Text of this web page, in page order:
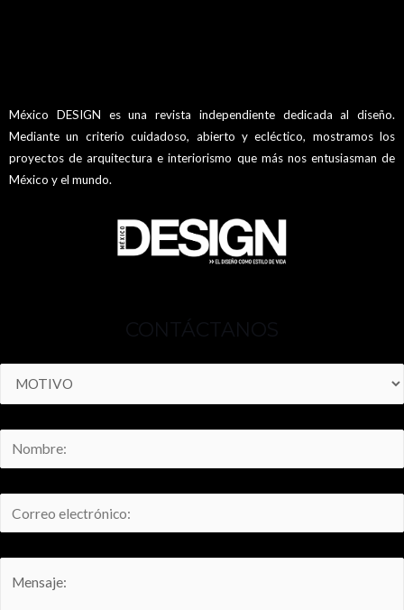
México DESIGN es una revista independiente dedicada al diseño.
Mediante un criterio cuidadoso, abierto y ecléctico, mostramos los
proyectos de arquitectura e interiorismo que más nos entusiasman de
México y el mundo.
CONTÁCTANOS